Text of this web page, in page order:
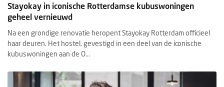
Stayokay in iconische Rotterdamse kubuswoningen
geheel vernieuwd
Na een grondige renovatie heropent Stayokay Rotterdam officieel
haar deuren. Het hostel, gevestigd in een deel van de iconische
kubuswoningen aan de O...